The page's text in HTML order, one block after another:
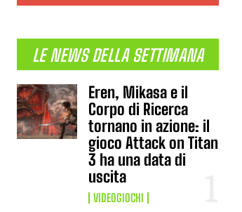
LE NEWS DELLA SETTIMANA
Eren, Mikasa e il
Corpo di Ricerca
tornano in azione: il
gioco Attack on Titan
3 ha una data di
uscita
VIDEOGIOCHI